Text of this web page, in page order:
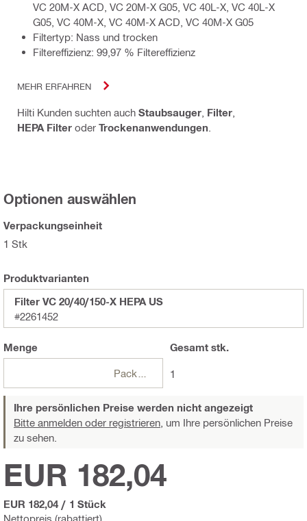
VC 20M-X ACD, VC 20M-X G05, VC 40L-X, VC 40L-X
G05, VC 40M-X, VC 40M-X ACD, VC 40M-X G05
Filtertyp: Nass und trocken
Filtereffizienz: 99,97 % Filtereffizienz
MEHR ERFAHREN
Hilti Kunden suchten auch Staubsauger Filter
HEPA Filter oder Trockenanwendungen
Optionen auswählen
Verpackungseinheit
1 Stk
Produktvarianten
Filter VC 20/40/150-X HEPA US
#2261452
Menge
Packungen
Gesamtstk.
1
Ihre persönlichen Preise werden nicht angezeigt
Bitte anmelden oder registrieren, um Ihre persönlichen Preise
zu sehen.
Nettopreis (rabattiert)
EUR 182,04
EUR 182,04 / 1 Stück